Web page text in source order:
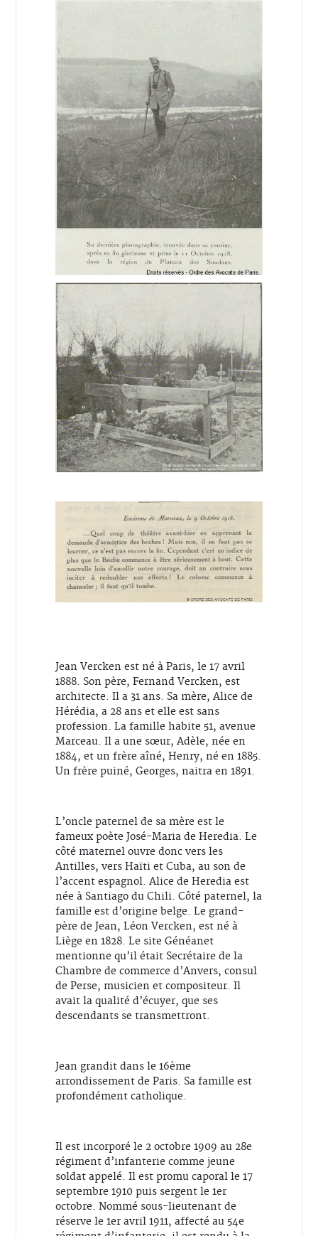
Jean Vercken est né à Paris, le 17 avril
1888. Son père, Fernand Vercken, est
architecte. Il a 31 ans. Sa mère, Alice de
Hérédia, a 28 ans et elle est sans
profession. La famille habite 51, avenue
Marceau. Il a une sœur, Adèle, née en
1884, et un frère aîné, Henry, né en 1885.
Un frère puiné, Georges, naitra en 1891.
L’oncle paternel de sa mère est le
fameux poète José-Maria de Heredia. Le
côté maternel ouvre donc vers les
Antilles, vers Haïti et Cuba, au son de
l’accent espagnol. Alice de Heredia est
née à Santiago du Chili. Côté paternel, la
famille est d’origine belge. Le grand-
père de Jean, Léon Vercken, est né à
Liège en 1828. Le site Généanet
mentionne qu’il était Secrétaire de la
Chambre de commerce d’Anvers, consul
de Perse, musicien et compositeur. Il
avait la qualité d’écuyer, que ses
descendants se transmettront.
Jean grandit dans le 16ème
arrondissement de Paris. Sa famille est
profondément catholique.
Il est incorporé le 2 octobre 1909 au 28e
régiment d’infanterie comme jeune
soldat appelé. Il est promu caporal le 17
septembre 1910 puis sergent le 1er
octobre. Nommé sous-lieutenant de
réserve le 1er avril 1911, affecté au 54e